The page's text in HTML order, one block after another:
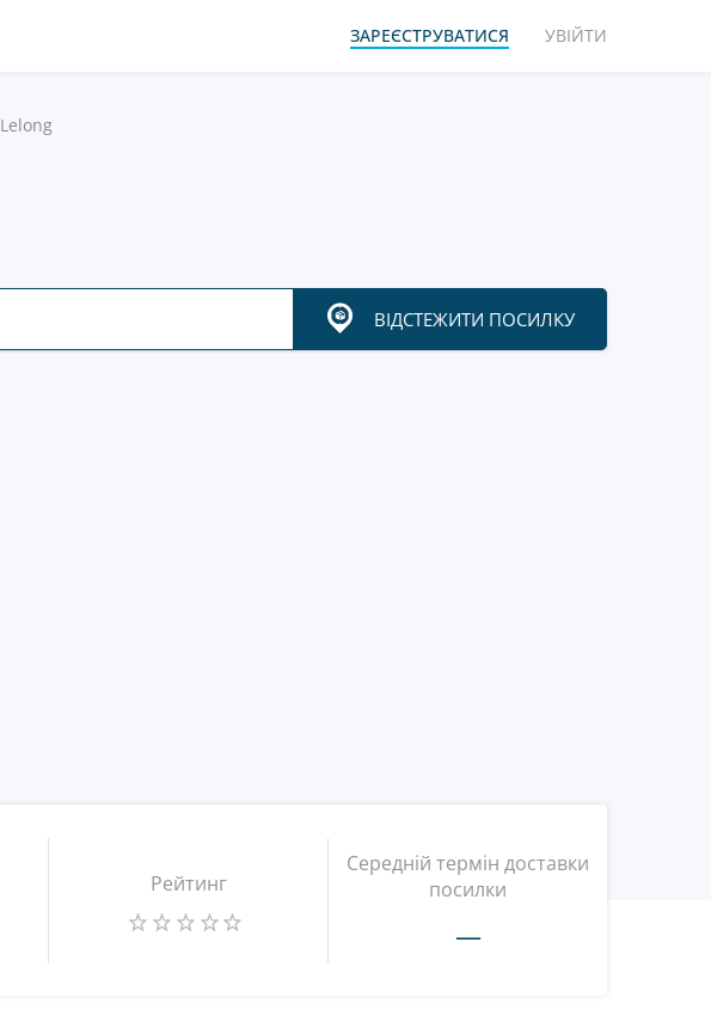
ЗАРЕЄСТРУВАТИСЯ УВІЙТИ
Lelong
ВІДСТЕЖИТИ ПОСИЛКУ
Рейтинг
Середній термін доставки
посилки
—